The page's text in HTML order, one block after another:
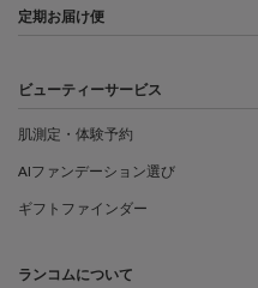
定期お届け便
ビューティーサービス
肌測定・体験予約
AIファンデーション選び
ギフトファインダー
ランコムについて